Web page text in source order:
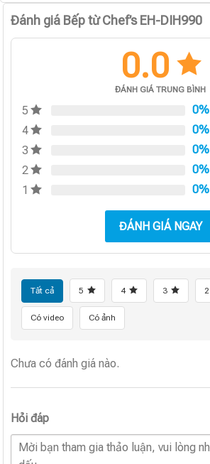
Đánh giá Bếp từ Chef’s EH-DIH990
0.0
ĐÁNH GIÁ TRUNG BÌNH
5 0%
4
0%
3
0%
2
0%
1
0%
ĐÁNH GIÁ NGAY
Tất cả 5 4 3 2
Có video Có ảnh
Chưa có đánh giá nào.
Hỏi đáp